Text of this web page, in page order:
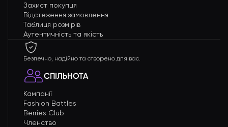
Захист покупця
Відстеження замовлення
Таблиця розмірів
Аутентичність та якість
Безпечно, надійно та створено для вас.
СПІЛЬНОТА
Кампанії
Fashion Battles
Berries Club
Членство